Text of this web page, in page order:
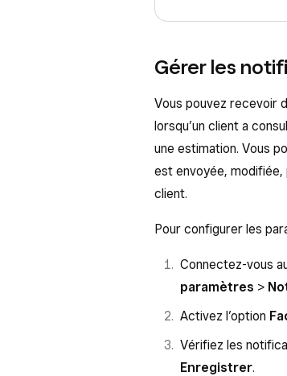
Gérer les
Vous pouvez recevoir
lorsqu’un client a
une estimation. Vous
est envoyée, modifiée,
client.
Pour configurer les
Connectez-vous
paramètres >
Activez l’option
Vérifiez les
Enregistrer.